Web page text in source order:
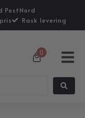
PostNord
Rask levering
0